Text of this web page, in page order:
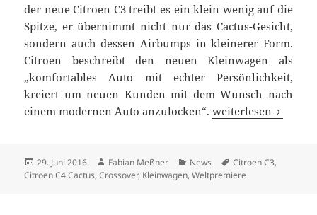
der neue Citroen C3 treibt es ein klein wenig auf die
Spitze, er übernimmt nicht nur das Cactus-Gesicht,
sondern auch dessen Airbumps in kleinerer Form.
Citroen beschreibt den neuen Kleinwagen als
„komfortables Auto mit echter Persönlichkeit,
kreiert um neuen Kunden mit dem Wunsch nach
einem modernen Auto anzulocken“.Neuer Citroen C3:
weiterlesen
Veröffentlicht
am
29. Juni 2016 Autor
Fabian Meßner Kategorien
News Schlagwörter
Citroen C3,
Citroen C4 Cactus,Crossover, Kleinwagen,Weltpremiere